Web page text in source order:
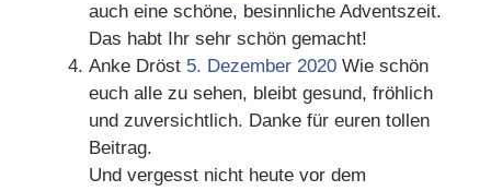
auch eine schöne, besinnliche Adventszeit.
Das habt Ihr sehr schön gemacht!
Anke Dröst 5. Dezember 2020 Wie schön
euch alle zu sehen, bleibt gesund, fröhlich
und zuversichtlich. Danke für euren tollen
Beitrag.
Und vergesst nicht heute vor dem